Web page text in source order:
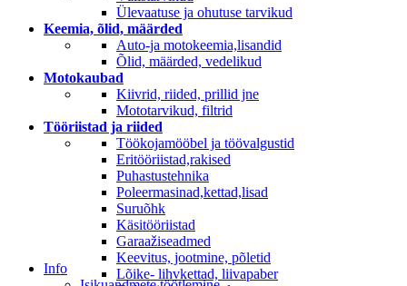
Ülevaatuse ja ohutuse tarvikud
Keemia, õlid, määrded
Auto-ja motokeemia,lisandid
Õlid, määrded, vedelikud
Motokaubad
Kiivrid, riided, prillid jne
Mototarvikud, filtrid
Tööriistad ja riided
Töökojamööbel ja töövalgustid
Eritööriistad,rakised
Puhastustehnika
Poleermasinad,kettad,lisad
Suruõhk
Käsitööriistad
Garaažiseadmed
Keevitus, jootmine, põletid
Lõike- lihvkettad, liivapaber
Info